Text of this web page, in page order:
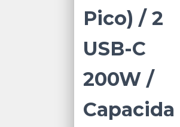
Pico) / 2
USB-C
200W /
Capacida